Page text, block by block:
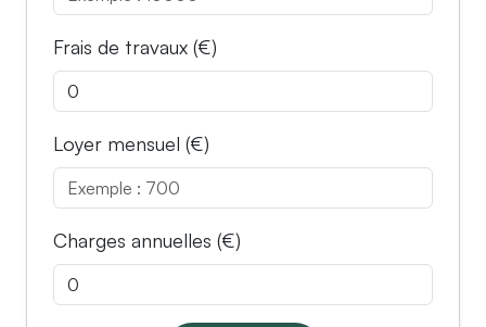
Frais de travaux (€)
Loyer mensuel (€)
Charges annuelles (€)